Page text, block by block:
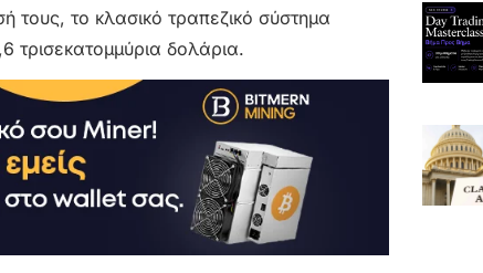
τους, το κλασικό τραπεζικό σύστημα
τρισεκατομμύρια δολάρια.